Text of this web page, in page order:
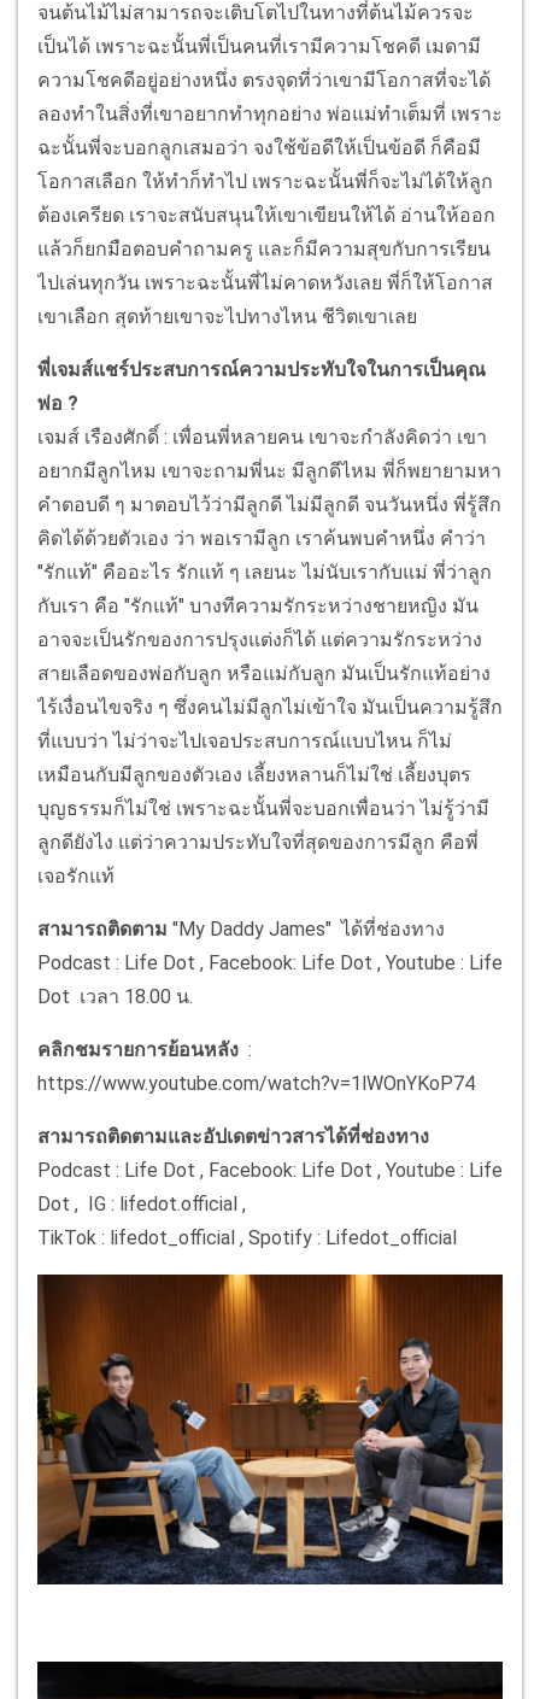
จนต้นไม้ไม่สามารถจะเติบโตไปในทางที่ต้นไม้ควรจะ
เป็นได้ เพราะฉะนั้นพี่เป็นคนที่เรามีความโชคดี เมดามี
ความโชคดีอยู่อย่างหนึ่ง ตรงจุดที่ว่าเขามีโอกาสที่จะได้
ลองทำในสิ่งที่เขาอยากทำทุกอย่าง พ่อแม่ทำเต็มที่ เพราะ
ฉะนั้นพี่จะบอกลูกเสมอว่า จงใช้ข้อดีให้เป็นข้อดี ก็คือมี
โอกาสเลือก ให้ทำก็ทำไป เพราะฉะนั้นพี่ก็จะไม่ได้ให้ลูก
ต้องเครียด เราจะสนับสนุนให้เขาเขียนให้ได้ อ่านให้ออก
แล้วก็ยกมือตอบคำถามครู และก็มีความสุขกับการเรียน
ไปเล่นทุกวัน เพราะฉะนั้นพี่ไม่คาดหวังเลย พี่ก็ให้โอกาส
เขาเลือก สุดท้ายเขาจะไปทางไหน ชีวิตเขาเลย
พี่เจมส์แชร์ประสบการณ์ความประทับใจในการเป็นคุณ
พ่อ ?
เจมส์ เรืองศักดิ์ : เพื่อนพี่หลายคน เขาจะกำลังคิดว่า เขา
อยากมีลูกไหม เขาจะถามพี่นะ มีลูกดีไหม พี่ก็พยายามหา
คำตอบดี ๆ มาตอบไว้ว่ามีลูกดี ไม่มีลูกดี จนวันหนึ่ง พี่รู้สึก
คิดได้ด้วยตัวเอง ว่า พอเรามีลูก เราค้นพบคำหนึ่ง คำว่า
"รักแท้" คืออะไร รักแท้ ๆ เลยนะ ไม่นับเรากับแม่ พี่ว่าลูก
กับเรา คือ "รักแท้" บางทีความรักระหว่างชายหญิง มัน
อาจจะเป็นรักของการปรุงแต่งก็ได้ แต่ความรักระหว่าง
สายเลือดของพ่อกับลูก หรือแม่กับลูก มันเป็นรักแท้อย่าง
ไร้เงื่อนไขจริง ๆ ซึ่งคนไม่มีลูกไม่เข้าใจ มันเป็นความรู้สึก
ที่แบบว่า ไม่ว่าจะไปเจอประสบการณ์แบบไหน ก็ไม่
เหมือนกับมีลูกของตัวเอง เลี้ยงหลานก็ไม่ใช่ เลี้ยงบุตร
บุญธรรมก็ไม่ใช่ เพราะฉะนั้นพี่จะบอกเพื่อนว่า ไม่รู้ว่ามี
ลูกดียังไง แต่ว่าความประทับใจที่สุดของการมีลูก คือพี่
เจอรักแท้
สามารถติดตาม "My Daddy James" ได้ที่ช่องทาง
Podcast : Life Dot , Facebook: Life Dot , Youtube : Life
Dot เวลา 18.00 น.
คลิกชมรายการย้อนหลัง :
https://www.youtube.com/watch?v=1lWOnYKoP74
สามารถติดตามและอัปเดตข่าวสารได้ที่ช่องทาง
Podcast : Life Dot , Facebook: Life Dot , Youtube : Life
Dot , IG : lifedot.official ,
TikTok : lifedot_official , Spotify : Lifedot_official